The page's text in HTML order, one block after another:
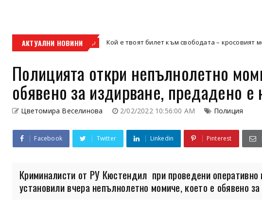
АКТУАЛНИ НОВИНИ
кросов мотор Кой е твоят билет към свободата – кросовият мотор или
Полицията откри непълнолетно
обявено за издирване, предадено е
Цветомира Веселинова 2/02/2022 10:56:00 AM Полиция
Facebook Twitter Linkedin Pinterest
Криминалисти от РУ Кюстендил при проведени оперативно
установили вчера непълнолетно момиче, което е обявено